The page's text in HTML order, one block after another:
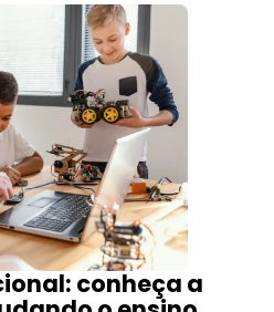
conheça a